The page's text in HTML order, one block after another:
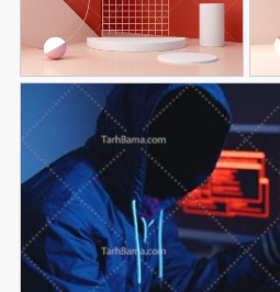
تصویر با کیفیت صحنه
معرفی محصول
61